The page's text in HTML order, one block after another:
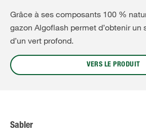
Grâce à ses composants 100 %
gazon Algoflash permet d’obtenir un
d’un vert profond.
VERS LE PRODUIT
Sabler